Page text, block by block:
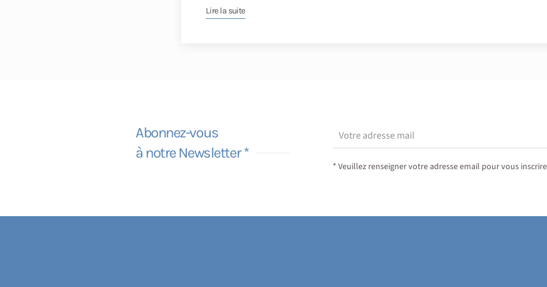
Lire la suite
Abonnez-vous
à notre Newsletter *
* Veuillez renseigner votre adresse email pour vous